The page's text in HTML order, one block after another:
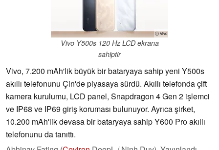
ⓘ Vivo
Vivo Y500s 120 Hz LCD ekrana
sahiptir
Vivo, 7.200 mAh'lik büyük bir bataryaya sahip yeni Y500s
akıllı telefonunu Çin'de piyasaya sürdü. Akıllı telefonda çift
kamera kurulumu, LCD panel, Snapdragon 4 Gen 2 işlemci
ve IP68 ve IP69 giriş koruması bulunuyor. Ayrıca şirket,
10.200 mAh'lik devasa bir bataryaya sahip Y600 Pro akıllı
telefonunu da tanıttı.